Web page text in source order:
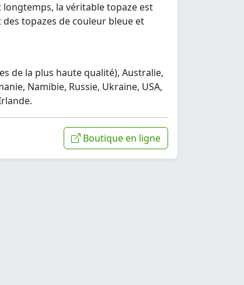
la véritable topaze est
topazes de couleur bleue et
de la plus haute qualité), Australie,
Namibie, Russie, Ukraine, USA,
Boutique en ligne